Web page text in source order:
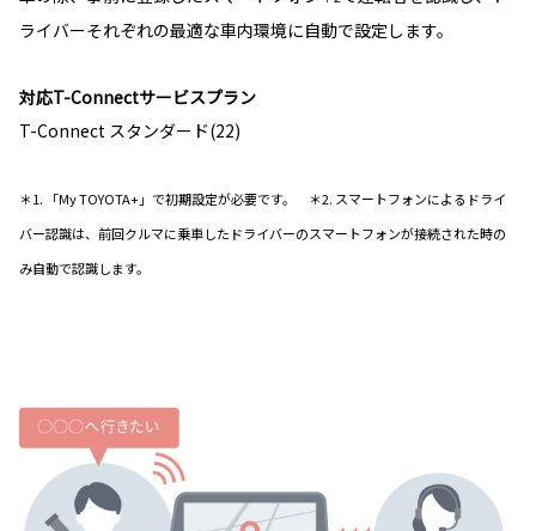
ライバーそれぞれの最適な車内環境に自動で設定します。
対応T-Connectサービスプラン
T-Connect スタンダード(22)
＊1. 「My TOYOTA+」で初期設定が必要です。 ＊2. スマートフォンによるドライ
バー認識は、前回クルマに乗車したドライバーのスマートフォンが接続された時の
み自動で認識します。